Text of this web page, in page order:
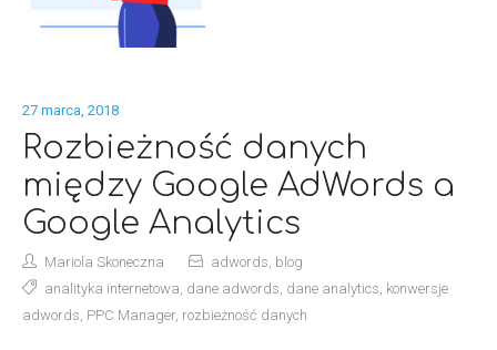
27 marca, 2018
Rozbieżność danych
między Google AdWords a
Google Analytics
Mariola Skoneczna adwords, blog
analityka internetowa, dane adwords, dane analytics, konwersje
adwords, PPC Manager, rozbieżność danych